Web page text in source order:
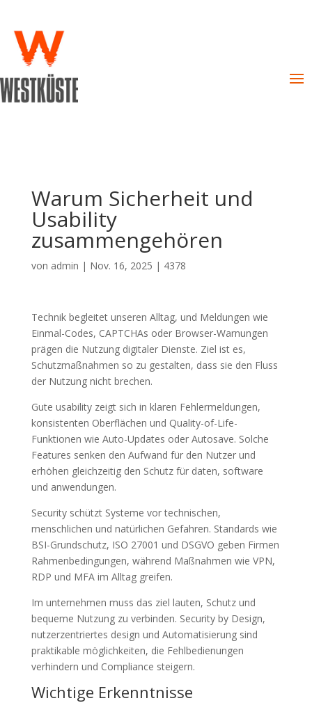
Warum Sicherheit und
Usability
zusammengehören
von admin | Nov. 16, 2025 | 4378
Technik begleitet unseren Alltag, und Meldungen wie
Einmal-Codes, CAPTCHAs oder Browser-Warnungen
prägen die Nutzung digitaler Dienste. Ziel ist es,
Schutzmaßnahmen so zu gestalten, dass sie den Fluss
der Nutzung nicht brechen.
Gute usability zeigt sich in klaren Fehlermeldungen,
konsistenten Oberflächen und Quality-of-Life-
Funktionen wie Auto-Updates oder Autosave. Solche
Features senken den Aufwand für den Nutzer und
erhöhen gleichzeitig den Schutz für daten, software
und anwendungen.
Security schützt Systeme vor technischen,
menschlichen und natürlichen Gefahren. Standards wie
BSI-Grundschutz, ISO 27001 und DSGVO geben Firmen
Rahmenbedingungen, während Maßnahmen wie VPN,
RDP und MFA im Alltag greifen.
Im unternehmen muss das ziel lauten, Schutz und
bequeme Nutzung zu verbinden. Security by Design,
nutzerzentriertes design und Automatisierung sind
praktikable möglichkeiten, die Fehlbedienungen
verhindern und Compliance steigern.
Wichtige Erkenntnisse